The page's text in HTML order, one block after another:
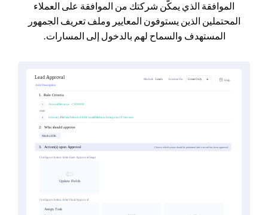
الموافقة الذي يمكّن شركتك من الموافقة على العملاء
المحتملين الذين يستوفون المعايير وملف تعريف الجمهور
المستهدف والسماح لهم بالدخول إلى المسارات.